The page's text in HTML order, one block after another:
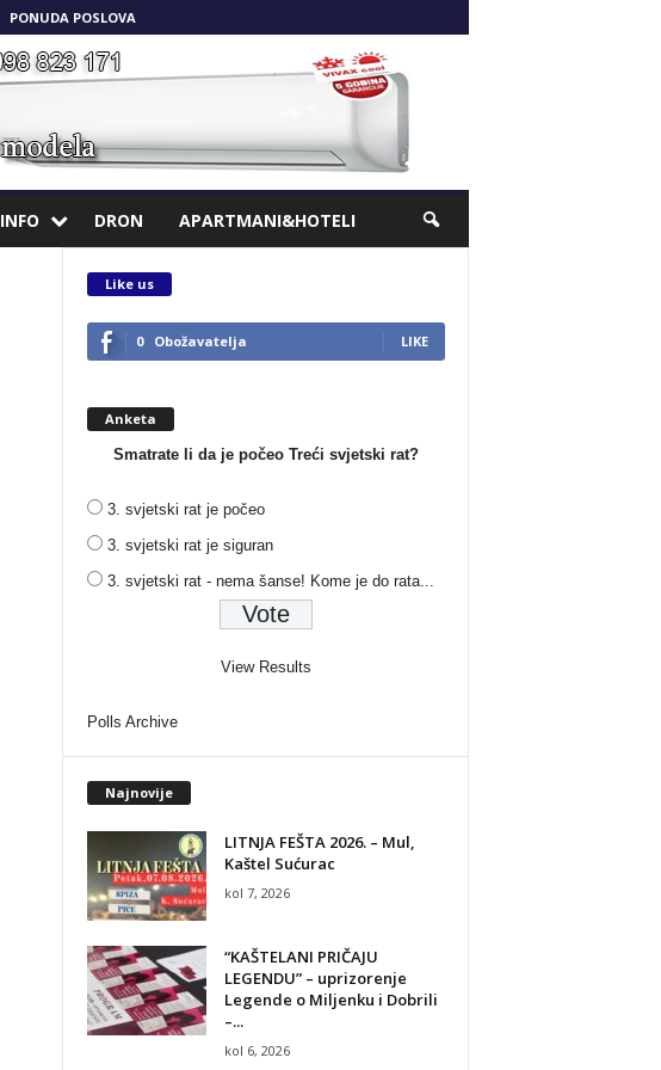
PONUDA POSLOVA
INFO DRON APARTMANI&HOTELI
Like us
0 Obožavatelja LIKE
Anketa
Smatrate li da je počeo Treći svjetski rat?
3. svjetski rat je počeo
3. svjetski rat je siguran
3. svjetski rat - nema šanse! Kome je do rata...
View Results
Polls Archive
Najnovije
LITNJA FEŠTA 2026. – Mul,
Kaštel Sućurac
kol 7, 2026
“KAŠTELANI PRIČAJU
LEGENDU” – uprizorenje
Legende o Miljenku i Dobrili
–...
kol 6, 2026